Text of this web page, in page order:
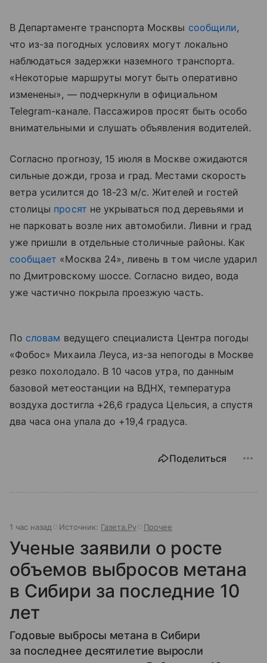
В Департаменте транспорта Москвы сообщили,
что из-за погодных условиях могут локально
наблюдаться задержки наземного транспорта.
«Некоторые маршруты могут быть оперативно
изменены», — подчеркнули в официальном
Telegram-канале. Пассажиров просят быть особо
внимательными и слушать объявления водителей.
Согласно прогнозу, 15 июля в Москве ожидаются
сильные дожди, гроза и град. Местами скорость
ветра усилится до 18-23 м/с. Жителей и гостей
столицы просят не укрываться под деревьями и
не парковать возле них автомобили. Ливни и град
уже пришли в отдельные столичные районы. Как
сообщает «Москва 24», ливень в том числе ударил
по Дмитровскому шоссе. Согласно видео, вода
уже частично покрыла проезжую часть.
По словам ведущего специалиста Центра погоды
«Фобос» Михаила Леуса, из-за непогоды в Москве
резко похолодало. В 10 часов утра, по данным
базовой метеостанции на ВДНХ, температура
воздуха достигла +26,6 градуса Цельсия, а спустя
два часа она упала до +19,4 градуса.
Поделиться
1 час назад Источник: Газета.Ру Прочее
Ученые заявили о росте
объемов выбросов метана
в Сибири за последние 10
лет
Годовые выбросы метана в Сибири
за последнее десятилетие выросли